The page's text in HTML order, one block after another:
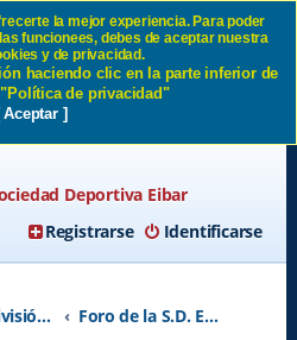
7 días. SD Eibar
Deportiva Eibar
Identificarse
Registrarse
Segunda División A - Temporada 2026-2027 Foro de la S.D. Eibar
la mejor experiencia. Para poder
funcionees, debes de aceptar nuestra
y de privacidad.
haciendo clic en la parte inferior de
de privacidad"
Aceptar ]